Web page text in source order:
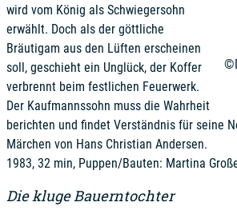
wird vom König als Schwiegersohn
erwählt. Doch als der göttliche
Bräutigam aus den Lüften erscheinen
soll, geschieht ein Unglück, der Koffer
verbrennt beim festlichen Feuerwerk.
Der Kaufmannssohn muss die Wahrheit
berichten und findet Verständnis für seine
Märchen von Hans Christian Andersen.
1983, 32 min, Puppen/Bauten: Martina
Die kluge Bauerntochter